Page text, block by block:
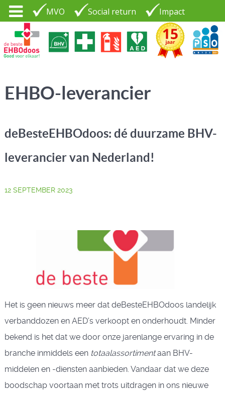
MVO Social return Impact
PSO30+
Tel. 035 - 7370265
EHBO-leverancier
deBesteEHBOdoos: dé duurzame BHV-
leverancier van Nederland!
12 SEPTEMBER 2023
Het is geen nieuws meer dat deBesteEHBOdoos landelijk
verbanddozen en AED’s verkoopt en onderhoudt. Minder
bekend is het dat we door onze jarenlange ervaring in de
branche inmiddels een totaalassortimentaan BHV-
middelen en -diensten aanbieden. Vandaar dat we deze
boodschap voortaan met trots uitdragen in ons nieuwe